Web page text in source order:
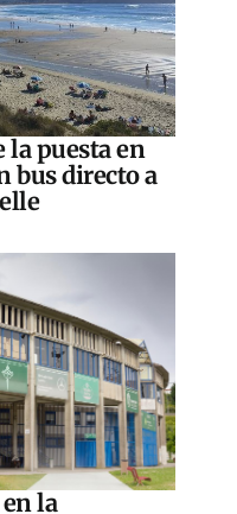
la puesta en
bus directo a
la